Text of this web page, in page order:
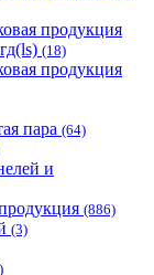
продукция
(18)
продукция
пара (64)
и
(886)
(3)